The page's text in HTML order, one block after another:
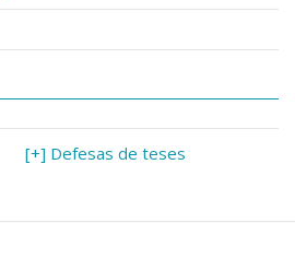
[+] Defesas de teses